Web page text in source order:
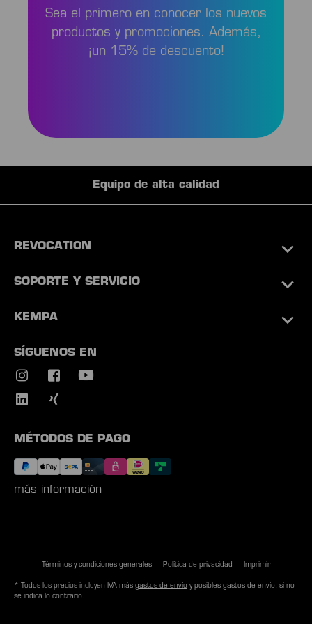
Sea el primero en conocer los nuevos
productos y promociones. Además,
¡un 15% de descuento!
Equipo de alta calidad
REVOCATION
SOPORTE Y SERVICIO
KEMPA
SÍGUENOS EN
MÉTODOS DE PAGO
más información
Términos y condiciones generales Política de privacidad Imprimir
* Todos los precios incluyen IVA más gastos de envío y posibles gastos de envío, si no
se indica lo contrario.